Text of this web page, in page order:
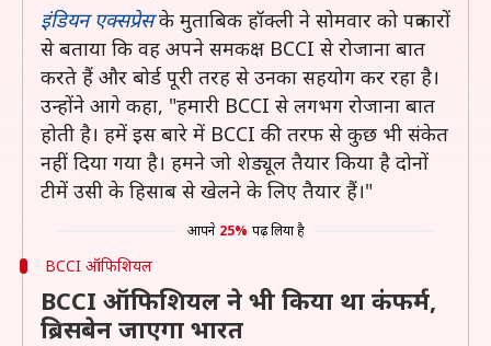
इंडियन एक्सप्रेसके मुताबिक हॉक्ली ने सोमवार को पत्रकारों
से बताया कि वह अपने समकक्ष BCCI से रोजाना बात
करते हैं और बोर्ड पूरी तरह से उनका सहयोग कर रहा है।
उन्होंने आगे कहा, "हमारी BCCI से लगभग रोजाना बात
होती है। हमें इस बारे में BCCI की तरफ से कुछ भी संकेत
नहीं दिया गया है। हमने जो शेड्यूल तैयार किया है दोनों
टीमें उसी के हिसाब से खेलने के लिए तैयार हैं।"
आपने 25% पढ़ लिया है
BCCI ऑफिशियल
BCCI ऑफिशियल ने भी किया था कंफर्म,
ब्रिसबेन जाएगा भारत